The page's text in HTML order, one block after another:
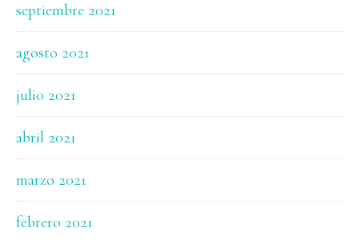
septiembre 2021
agosto 2021
julio 2021
abril 2021
marzo 2021
febrero 2021